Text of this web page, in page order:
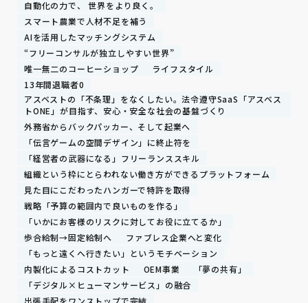
自動化の力で、 世界をより良く。
スマート農業で人材不足を補う
AIを活用したマッチングシステム
“フリーコンサルが独立しやすい世界”
唯一無二のコーヒーショップ
ライフスタイル
13年間退職者0
アスベストの「不条理」をなくしたい。法令遵守SaaS「アスベス
トONE」が目指す、安心・安全な社会の基盤づくり
外務省からバックパッカー、そして起業へ
「伝言ゲームの空間デザイン」に終止符を
「経営者の武器になる」フリーランススキル
組織という枠にとらわれない働き方ができるプラットフォーム
見た目にこだわったハンガーで特許を取得
戦略「予算の範囲内で良いものを作る」
「いかにお客様のリスクに対してお役に立てるか」
歩合給制→固定給制へ
ファブレス企業へと変化
「もっと遠くへ行きたい」というモチベーション
内製化によるコストカット
OEM事業
「夢の共有」
「デジタル×ヒューマンサービス」の融合
出張手配をワンストップで完結